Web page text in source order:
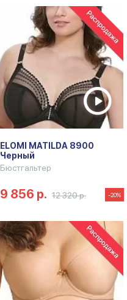
ELOMI MATILDA 8900
Черный
Бюстгальтер
9 856 р. 12 320 р. -20%